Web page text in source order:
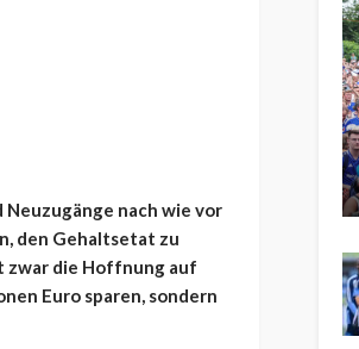
nach wie vor
den Gehaltsetat zu
zwar die Hoffnung auf
Euro sparen, sondern